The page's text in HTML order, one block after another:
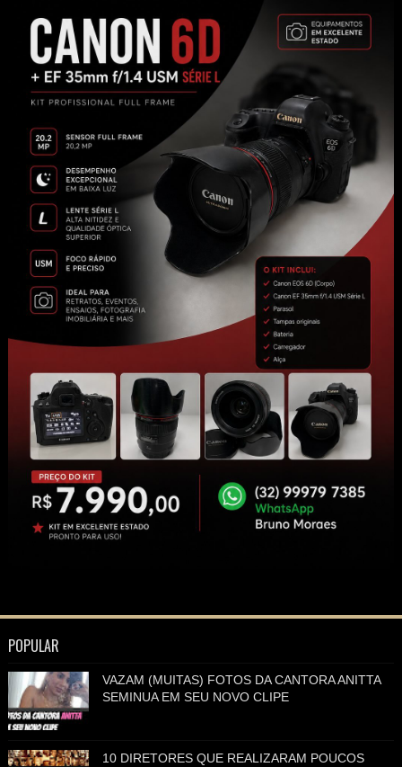
POPULAR
VAZAM (MUITAS) FOTOS DA CANTORA ANITTA
SEMINUA EM SEU NOVO CLIPE
10 DIRETORES QUE REALIZARAM POUCOS